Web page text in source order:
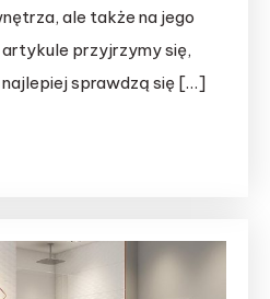
ale także na jego
przyjrzymy się,
najlepiej sprawdzą się […]